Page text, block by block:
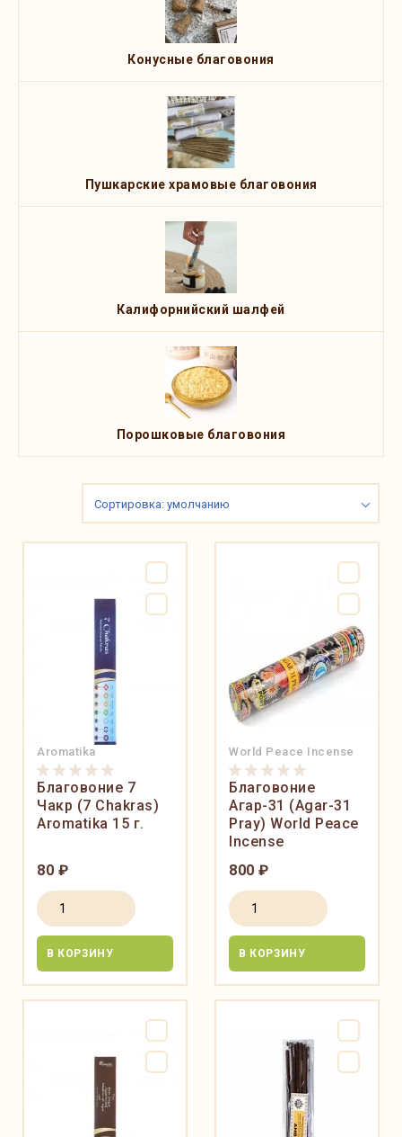
Конусные благовония
Пушкарские храмовые благовония
Калифорнийский шалфей
Порошковые благовония
Сортировка: умолчанию
Aromatika
Благовоние 7
Чакр (7 Chakras)
Aromatika 15 г.
80 ₽
В КОРЗИНУ
World Peace Incense
Благовоние
Агар-31 (Agar-31
Pray) World Peace
Incense
800 ₽
В КОРЗИНУ